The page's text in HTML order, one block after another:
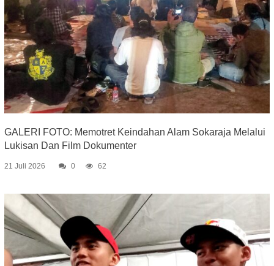
GALERI FOTO: Memotret Keindahan Alam Sokaraja Melalui
Lukisan Dan Film Dokumenter
21 Juli 2026 0 62